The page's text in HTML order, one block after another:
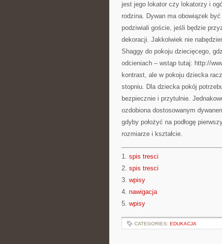
jest jego lokator czy lokatorzy i
rodzina. Dywan ma obowiązek
podziwiali goście, jeśli będzie
dekoracji. Jakkolwiek nie
Shaggy do pokoju dziecięcego,
odcieniach – wstąp tutaj: http://
kontrast, ale w pokoju dziecka
stopniu. Dla dziecka pokój
bezpiecznie i przytulnie.
ozdobiona dostosowanym
gdyby położyć na podłogę
rozmiarze i kształcie.
1. spis tresci
2. spis tresci
3. wpisy
4. nawigacja
5. wpisy
CATEGORIES: EDUKACJA